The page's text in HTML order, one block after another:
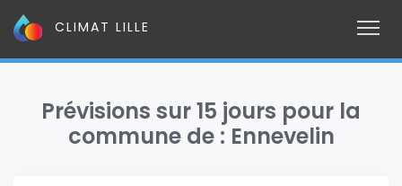
CLIMAT LILLE
Prévisions sur 15 jours pour la
commune de : Ennevelin